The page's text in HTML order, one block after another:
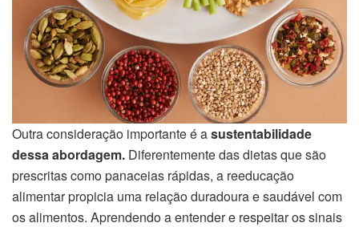
Outra consideração importante é asustentabilidade
dessa abordagem. Diferentemente das dietas que são
prescritas como panaceias rápidas, a reeducação
alimentar propicia uma relação duradoura e saudável com
os alimentos. Aprendendo a entender e respeitar os sinais